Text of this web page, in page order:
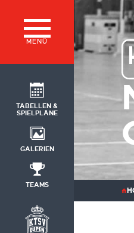
MENÜ
TABELLEN &
SPIELPLÄNE
GALERIEN
TEAMS